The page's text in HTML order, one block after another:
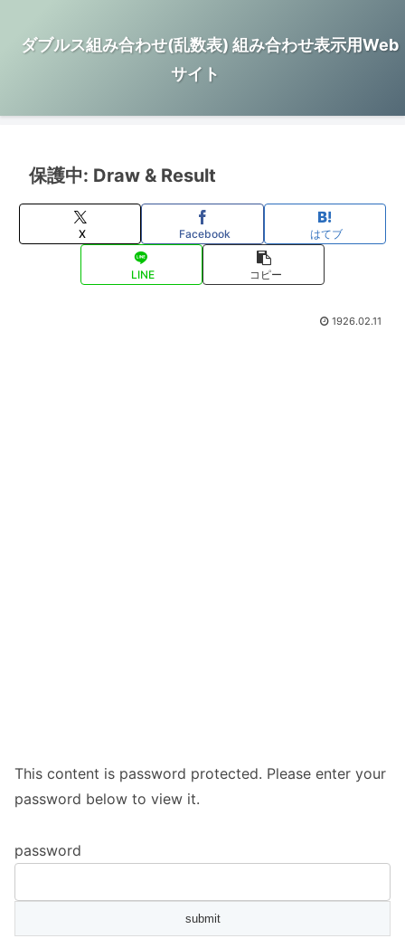
ダブルス組み合わせ(乱数表) 組み合わせ表示用Web
サイト
保護中: Draw & Result
X Facebook はてブ
LINE コピー
1926.02.11
This content is password protected. Please enter your
password below to view it.
password